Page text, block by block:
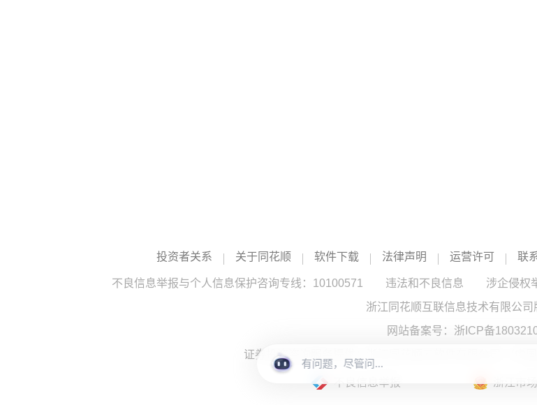
投资者关系 关于同花顺 软件下载 法律声明 运营许可 联
不良信息举报与个人信息保护咨询专线：10100571 违法和不良信息 涉企侵权
浙江同花顺互联信息技术有限公司
网站备案号： 浙ICP备
证券投资咨询服务提供：浙江同花顺云软件有限公司 （中
不良信息举报 浙江市